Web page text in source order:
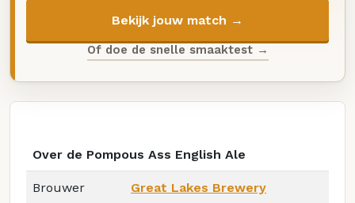
Bekijk jouw match →
Of doe de snelle smaaktest →
Over de Pompous Ass English Ale
Brouwer Great Lakes Brewery